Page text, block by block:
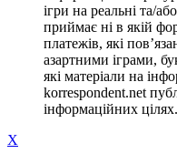
ігри на реальні та/
приймає ні в якій
платежів, які
азартними іграми,
які матеріали на
korrespondent.net
інформаційних цілях.
X